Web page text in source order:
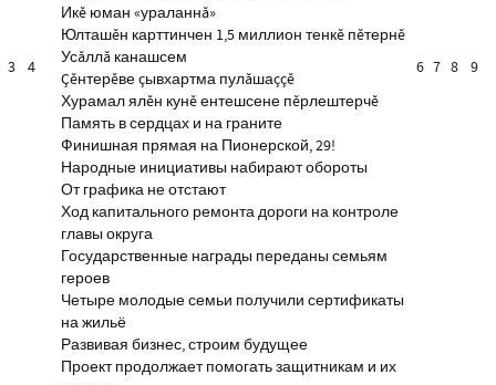
3 4
Икĕ юман «ураланнă»
Юлташĕн карттинчен 1,5 миллион тенкĕ пĕтернĕ
Усăллă канашсем
Çĕнтерĕве çывхартма пулăшаççĕ
Хурамал ялĕн кунĕ ентешсене пĕрлештерчĕ
Память в сердцах и на граните
Финишная прямая на Пионерской, 29!
Народные инициативы набирают обороты
От графика не отстают
Ход капитального ремонта дороги на контроле
главы округа
Государственные награды переданы семьям
героев
Четыре молодые семьи получили сертификаты
на жильё
Развивая бизнес, строим будущее
Проект продолжает помогать защитникам и их
6 7 8 9